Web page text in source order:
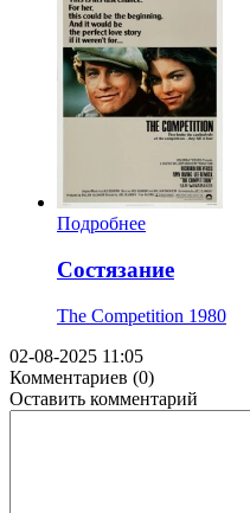
Подробнее
Состязание
The Competition 1980
02-08-2025 11:05
Комментариев (0)
Оставить комментарий